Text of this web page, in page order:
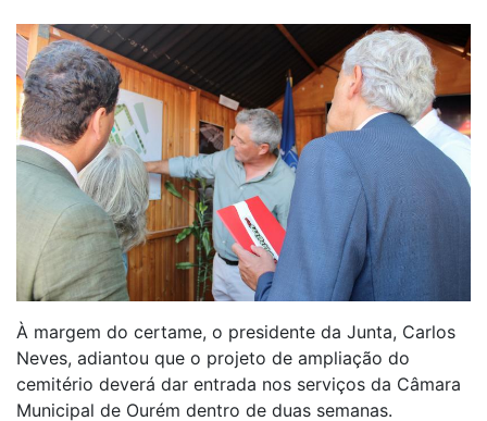
À margem do certame, o presidente da Junta, Carlos
Neves, adiantou que o projeto de ampliação do
cemitério deverá dar entrada nos serviços da Câmara
Municipal de Ourém dentro de duas semanas.